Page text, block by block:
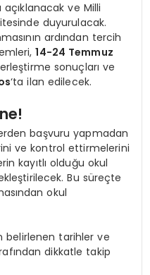
açıklanacak ve Milli
duyurulacak.
ardından tercih
14-24 Temmuz
sonuçları ve
‘ta ilan edilecek.
başvuru yapmadan
ve kontrol ettirmelerini
kayıtlı olduğu okul
Bu süreçte
okul
belirlenen tarihler ve
dikkatle takip